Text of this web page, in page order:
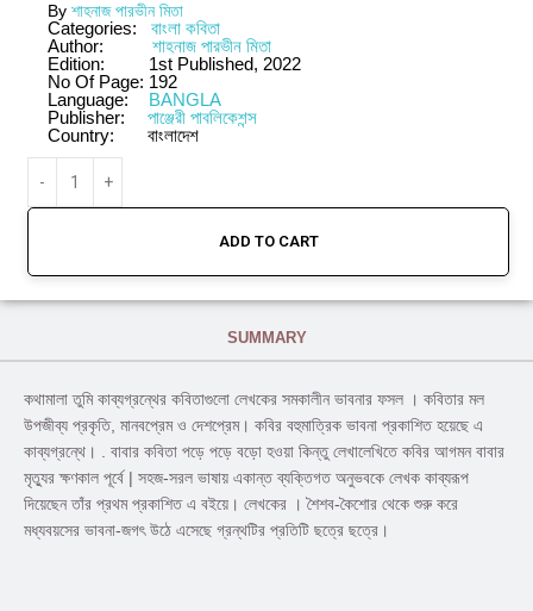
By শাহনাজ পারভীন মিতা
Categories:
বাংলা কবিতা
Author:
শাহনাজ পারভীন মিতা
Edition:
1st Published, 2022
No Of Page: 192
Language:
BANGLA
Publisher:
পাঞ্জেরী পাবলিকেশন্স
Country:
বাংলাদেশ
ADD TO CART
SUMMARY
কথামালা তুমি কাব্যগ্রন্থের কবিতাগুলাে লেখকের সমকালীন ভাবনার ফসল । কবিতার মল
উপজীব্য প্রকৃতি, মানবপ্রেম ও দেশপ্রেম। কবির বহুমাত্রিক ভাবনা প্রকাশিত হয়েছে এ
কাব্যগ্রন্থে। . বাবার কবিতা পড়ে পড়ে বড়াে হওয়া কিন্তু লেখালেখিতে কবির আগমন বাবার
মৃত্যুর ক্ষণকাল পূর্বে | সহজ-সরল ভাষায় একান্ত ব্যক্তিগত অনুভবকে লেখক কাব্যরূপ
দিয়েছেন তাঁর প্রথম প্রকাশিত এ বইয়ে। লেখকের । শৈশব-কৈশাের থেকে শুরু করে
মধ্যবয়সের ভাবনা-জগৎ উঠে এসেছে গ্রন্থটির প্রতিটি ছত্রে ছত্রে।